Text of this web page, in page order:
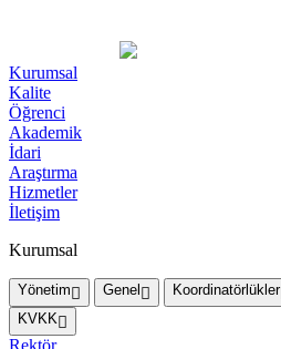
Kurumsal
Kalite
Öğrenci
Akademik
İdari
Araştırma
Hizmetler
İletişim
Kurumsal
Yönetim Genel Koordinatörlükler
KVKK